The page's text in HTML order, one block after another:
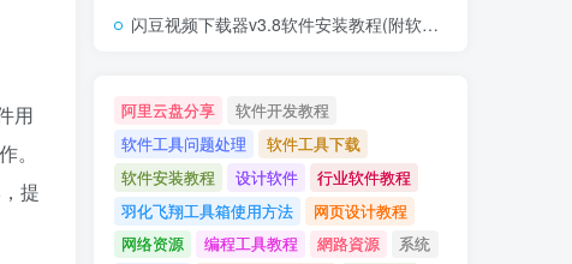
用
。
提
闪豆视频下载器v3.8软件安装教程(附软件下载地址)
阿里云盘分享
软件开发教程
软件工具问题处理
软件工具下载
软件安装教程
设计软件
行业软件教程
羽化飞翔工具箱使用方法
网页设计教程
网络资源
编程工具教程 網路資源
系统